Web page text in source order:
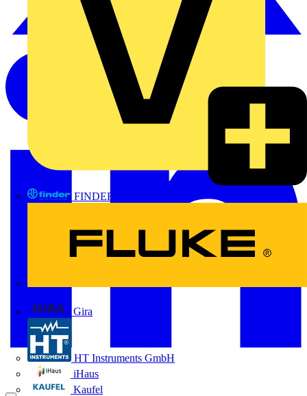
FINDER
Gira
HT Instruments GmbH
iHaus
Kaufel